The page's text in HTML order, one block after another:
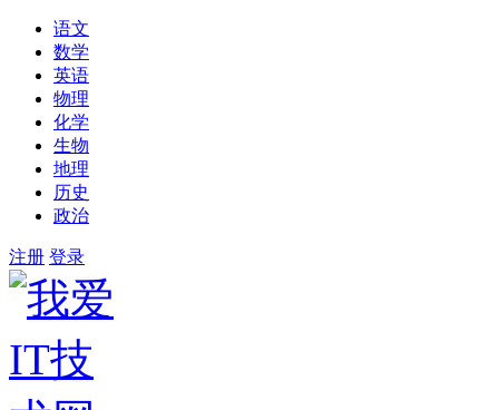
语文
数学
英语
物理
化学
生物
地理
历史
政治
注册 登录